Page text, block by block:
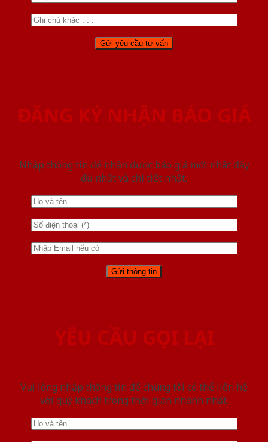
ĐĂNG KÝ NHẬN BÁO GIÁ
Nhập thông tin để nhận được báo giá mới nhât đầy
đủ nhất và chi tiết nhất.
YÊU CẦU GỌI LẠI
Vui lòng nhập thông tin để chúng tôi có thể liên hệ
với quý khách trong thời gian nhanh nhất.